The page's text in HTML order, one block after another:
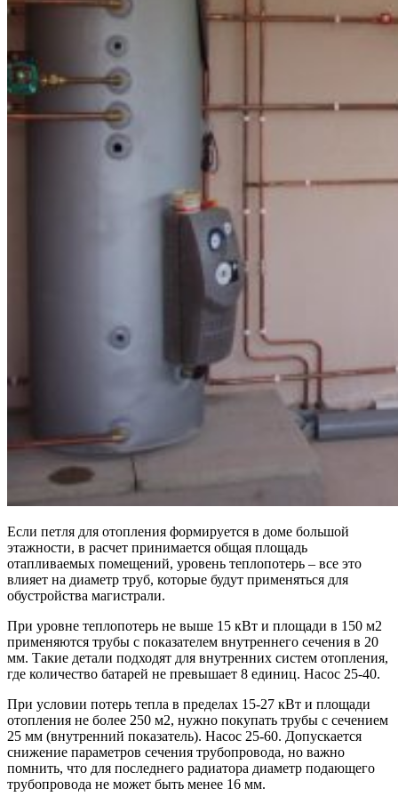
Если петля для отопления формируется в доме большой
этажности, в расчет принимается общая площадь
отапливаемых помещений, уровень теплопотерь – все это
влияет на диаметр труб, которые будут применяться для
обустройства магистрали.
При уровне теплопотерь не выше 15 кВт и площади в 150 м2
применяются трубы с показателем внутреннего сечения в 20
мм. Такие детали подходят для внутренних систем отопления,
где количество батарей не превышает 8 единиц. Насос 25-40.
При условии потерь тепла в пределах 15-27 кВт и площади
отопления не более 250 м2, нужно покупать трубы с сечением
25 мм (внутренний показатель). Насос 25-60. Допускается
снижение параметров сечения трубопровода, но важно
помнить, что для последнего радиатора диаметр подающего
трубопровода не может быть менее 16 мм.